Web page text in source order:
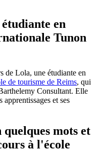
en
Tunon
de Lola, une étudiante en
de tourisme de Reims, qui
Consultant. Elle
apprentissages et ses
mots et
à l'école